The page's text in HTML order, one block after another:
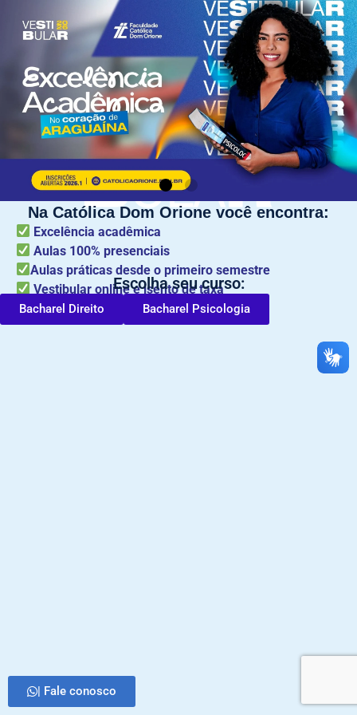
Na Católica Dom Orione você encontra:
Excelência acadêmica​
Aulas 100% presenciais​
Aulas práticas desde o primeiro semestre​
Vestibular online e isento de taxa​
Escolha seu curso:
Bacharel Direito Bacharel Psicologia
| Fale conosco